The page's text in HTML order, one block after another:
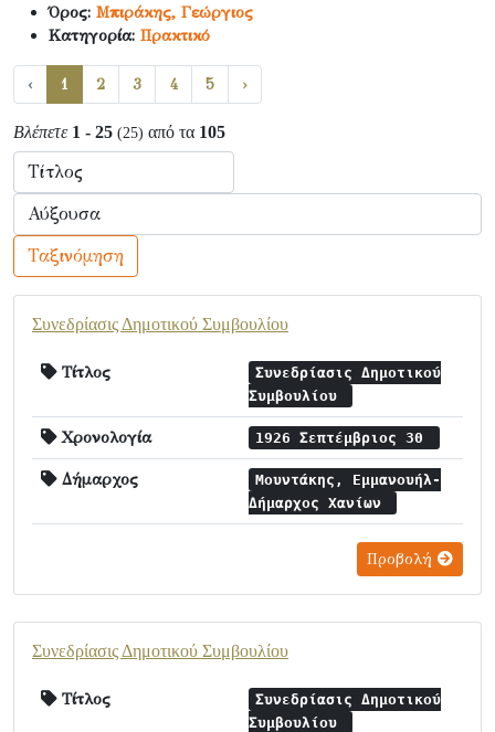
Όρος: Μπιράκης, Γεώργιος
Κατηγορία: Πρακτικό
‹ 1 2 3 4 5 ›
Βλέπετε 1 - 25 (25) από τα 105
Ταξινόμηση
Συνεδρίασις Δημοτικού Συμβουλίου
Τίτλος
Συνεδρίασις Δημοτικού
Συμβουλίου
Χρονολογία 1926 Σεπτέμβριος 30
Δήμαρχος
Μουντάκης, Εμμανουήλ-
Δήμαρχος Χανίων
Προβολή
Συνεδρίασις Δημοτικού Συμβουλίου
Τίτλος
Συνεδρίασις Δημοτικού
Συμβουλίου